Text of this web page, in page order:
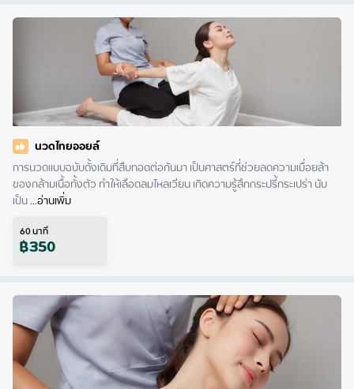
นวดไทยออยล์
การนวดแบบฉบับดั้งเดิมที่สืบทอดต่อกันมา เป็นศาสตร์ที่ช่วยลดความเมื่อยล้า
ของกล้ามเนื้อทั้งตัว ทำให้เลือดลมไหลเวียน เกิดความรู้สึกกระปรี้กระเปร่า นับ
เป็น ...อ่านเพิ่ม
60นาที
฿350